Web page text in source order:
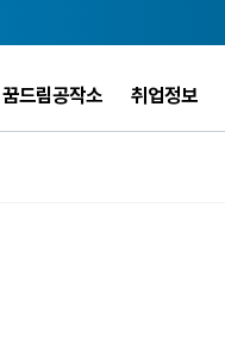
꿈드림공작소 취업정보